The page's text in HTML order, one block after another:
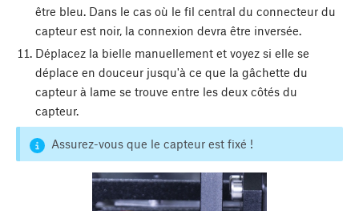
être bleu. Dans le cas où le fil central du connecteur du
capteur est noir, la connexion devra être inversée.
Déplacez la bielle manuellement et voyez si elle se
déplace en douceur jusqu'à ce que la gâchette du
capteur à lame se trouve entre les deux côtés du
capteur.
Assurez-vous que le capteur est fixé !